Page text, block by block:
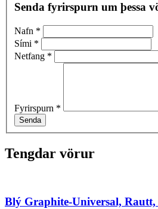
Senda fyrirspurn um þessa
Nafn *
Sími *
Netfang *
Fyrirspurn *
Senda
Tengdar vörur
Blý Graphite-Universal,